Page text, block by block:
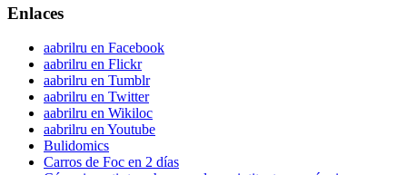
Enlaces
aabrilru en Facebook
aabrilru en Flickr
aabrilru en Tumblr
aabrilru en Twitter
aabrilru en Wikiloc
aabrilru en Youtube
Bulidomics
Carros de Foc en 2 días